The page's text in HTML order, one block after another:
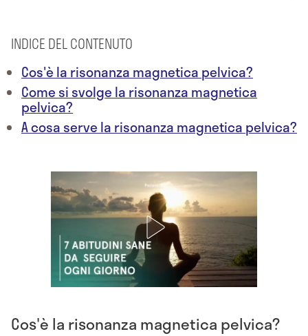
INDICE DEL CONTENUTO
Cos'è la risonanza magnetica pelvica?
Come si svolge la risonanza magnetica
pelvica?
A cosa serve la risonanza magnetica pelvica?
Cos'è la risonanza magnetica pelvica?